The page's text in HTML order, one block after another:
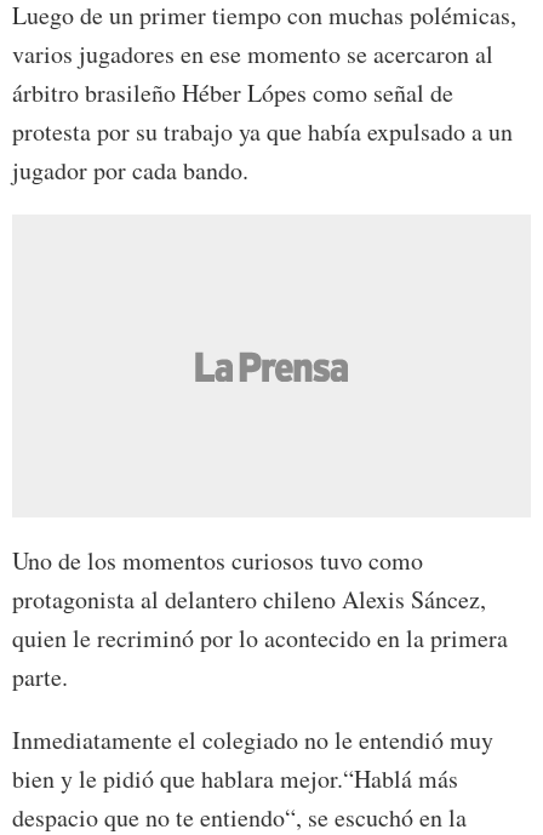
Luego de un primer tiempo con muchas polémicas,
varios jugadores en ese momento se acercaron al
árbitro brasileño Héber Lópes como señal de
protesta por su trabajo ya que había expulsado a un
jugador por cada bando.
Uno de los momentos curiosos tuvo como
protagonista al delantero chileno Alexis Sáncez,
quien le recriminó por lo acontecido en la primera
parte.
Inmediatamente el colegiado no le entendió muy
bien y le pidió que hablara mejor.“Hablá más
despacio que no te entiendo“, se escuchó en la